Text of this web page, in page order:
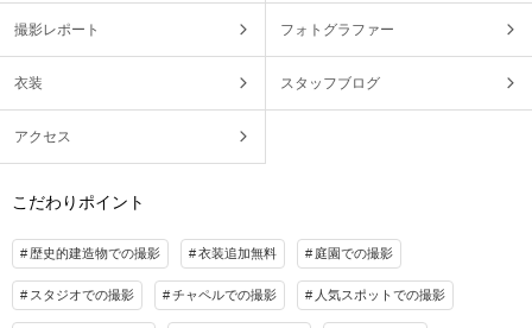
撮影レポート フォトグラファー
衣装 スタッフブログ
アクセス
こだわりポイント
歴史的建造物での撮影 衣装追加無料 庭園での撮影
スタジオでの撮影 チャペルでの撮影 人気スポットでの撮影